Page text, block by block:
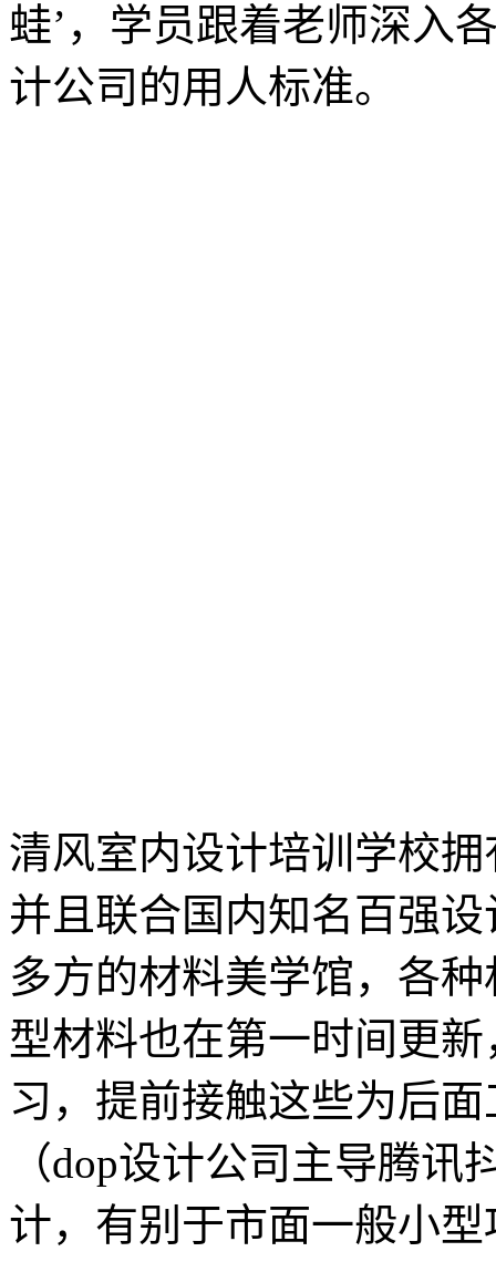
蛙’，学员跟着老师深入
计公司的用人标准。
清风室内设计培训学校
并且联合国内知名百强
多方的材料美学馆，各
型材料也在第一时间更
习，提前接触这些为后
（dop设计公司主导腾
计，有别于市面一般小